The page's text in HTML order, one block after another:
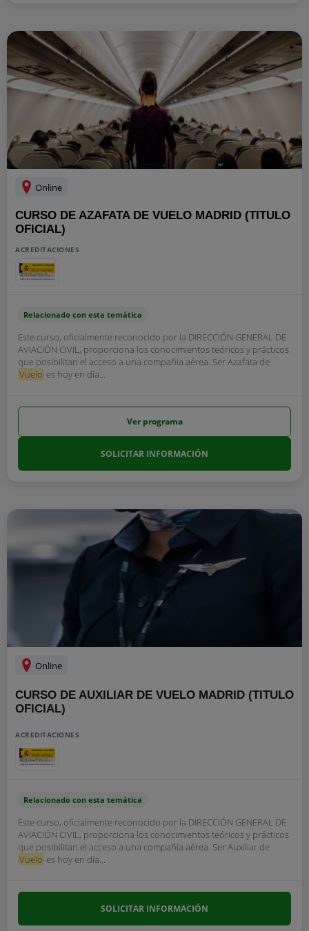
Online
CURSO DE AZAFATA DE VUELO MADRID (TITULO
OFICIAL)
ACREDITACIONES
Relacionado con esta temática
Este curso, oficialmente reconocido por la DIRECCIÓN GENERAL DE
AVIACIÓN CIVIL, proporciona los conocimientos teóricos y prácticos
que posibilitan el acceso a una compañía aérea. Ser Azafata de
Vuelo es hoy en día...
Ver programa
SOLICITAR INFORMACIÓN
Online
CURSO DE AUXILIAR DE VUELO MADRID (TITULO
OFICIAL)
ACREDITACIONES
Relacionado con esta temática
Este curso, oficialmente reconocido por la DIRECCIÓN GENERAL DE
AVIACIÓN CIVIL, proporciona los conocimientos teóricos y prácticos
que posibilitan el acceso a una compañía aérea. Ser Auxiliar de
Vuelo es hoy en día...
SOLICITAR INFORMACIÓN